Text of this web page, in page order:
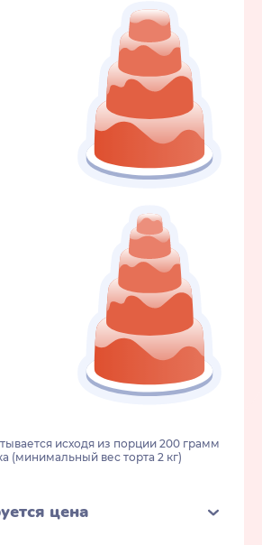
исходя из порции 200 грамм
(минимальный вес торта 2 кг)
цена